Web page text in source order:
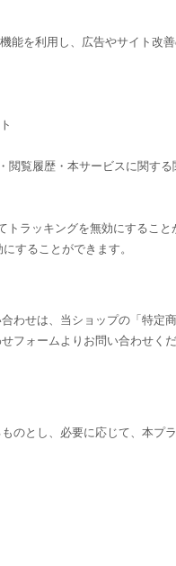
能を利用し、広告やサイト改
閲覧履歴・本サービスに関する
トラッキングを無効にすること
することができます。
わせは、当ショップの「特定
フォームよりお問い合わせく
のとし、必要に応じて、本プ